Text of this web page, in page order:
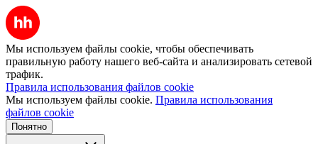
Мы используем файлы cookie, чтобы обеспечивать
правильную работу нашего веб-сайта и анализировать сетевой
трафик.
Правила использования файлов cookie
Мы используем файлы cookie. Правила использования
файлов cookie
Понятно